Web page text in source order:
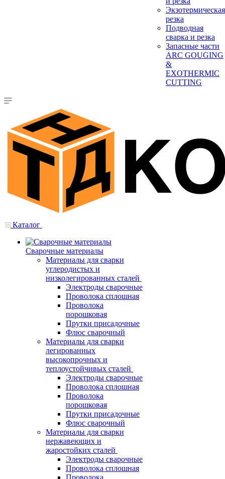
Экзотермическая
резка
Подводная
сварка и резка
Запасные части
ARC GOUGING
&
EXOTHERMIC
CUTTING
Каталог
Сварочные материалы
Материалы для сварки
углеродистых и
низколегированных сталей
Электроды сварочные
Проволока сплошная
Проволока
порошковая
Прутки присадочные
Флюс сварочный
Материалы для сварки
легированных
высокопрочных и
теплоустойчивых сталей
Электроды сварочные
Проволока сплошная
Проволока
порошковая
Прутки присадочные
Флюс сварочный
Материалы для сварки
нержавеющих и
жаростойких сталей
Электроды сварочные
Проволока сплошная
Проволока